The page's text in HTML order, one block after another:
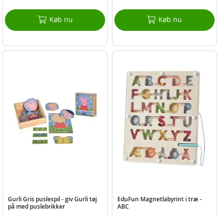
Køb nu Køb nu
Gurli Gris puslespil - giv Gurli tøj
på med puslebrikker
EduFun Magnetlabyrint i træ -
ABC